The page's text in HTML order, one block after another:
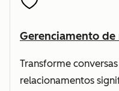
Gerenciamento de
Transforme
relacionamentos